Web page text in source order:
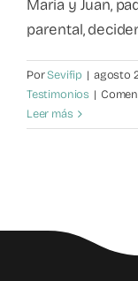
María y Juan,
parental,
PorSevifip | agosto
Testimonios |
Leer más